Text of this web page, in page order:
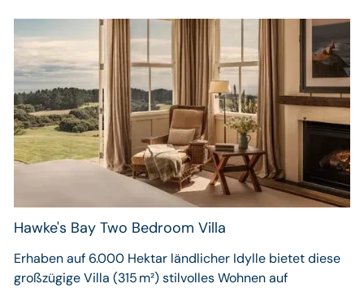
Hawke's Bay Two Bedroom Villa
Erhaben auf 6.000 Hektar ländlicher Idylle bietet diese
großzügige Villa (315 m²) stilvolles Wohnen auf